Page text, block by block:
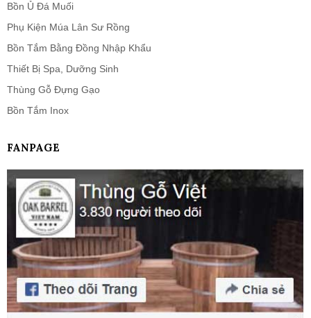
Bồn Ủ Đá Muối
Phụ Kiện Múa Lân Sư Rồng
Bồn Tắm Bằng Đồng Nhập Khẩu
Thiết Bị Spa, Dưỡng Sinh
Thùng Gỗ Đựng Gạo
Bồn Tắm Inox
FANPAGE